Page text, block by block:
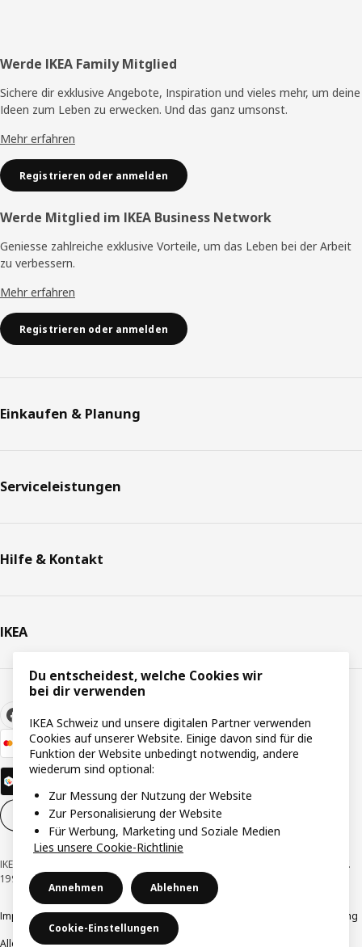
Fusszeile
Werde IKEA Family Mitglied
Sichere dir exklusive Angebote, Inspiration und vieles mehr, um deine
Ideen zum Leben zu erwecken. Und das ganz umsonst.
Mehr erfahren
Registrieren oder anmelden
Werde Mitglied im IKEA Business Network
Geniesse zahlreiche exklusive Vorteile, um das Leben bei der Arbeit
zu verbessern.
Mehr erfahren
Registrieren oder anmelden
Einkaufen & Planung
Serviceleistungen
Hilfe & Kontakt
IKEA
Cookie-Einstellungen DE
IKEA Schweiz - Müslistrasse 16, 8957 Spreitenbach © Inter IKEA Systems B.V.
1999-2026
Impressum / DatenschutzerklärungCookies
Verantwortungsvolle Offenlegung
Allgemeine Geschäftsbedingungen
Du entscheidest, welche Cookies wir
bei dir verwenden
IKEA Schweiz und unsere digitalen Partner verwenden
Cookies auf unserer Website. Einige davon sind für die
Funktion der Website unbedingt notwendig, andere
wiederum sind optional:
Zur Messung der Nutzung der Website
Zur Personalisierung der Website
Für Werbung, Marketing und Soziale Medien
Lies unsere Cookie-Richtlinie
Annehmen Ablehnen
Cookie-Einstellungen